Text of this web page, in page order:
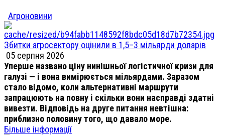
Агроновини
Збитки агросектору оцінили в 1,5–3 мільярди доларів
05 серпня 2026
Уперше названо ціну нинішньої логістичної кризи для
галузі — і вона вимірюється мільярдами. Заразом
стало відомо, коли альтернативні маршрути
запрацюють на повну і скільки вони насправді здатні
вивезти. Відповідь на друге питання невтішна:
приблизно половину того, що давало море.
Більше інформації